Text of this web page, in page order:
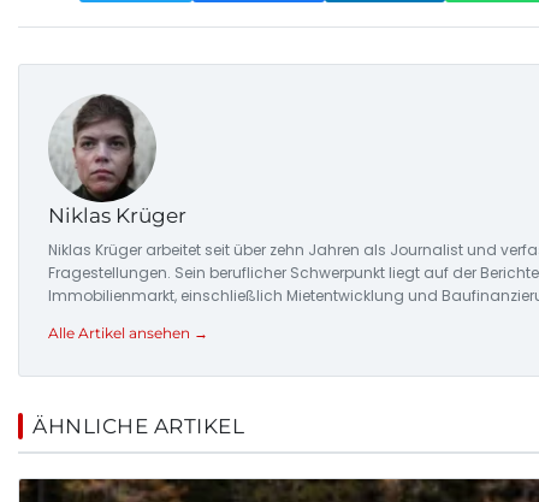
Niklas Krüger
Niklas Krüger arbeitet seit über zehn Jahren als Journalist und
Fragestellungen. Sein beruflicher Schwerpunkt liegt auf der
Immobilienmarkt, einschließlich Mietentwicklung und
Alle Artikel ansehen →
ÄHNLICHE ARTIKEL